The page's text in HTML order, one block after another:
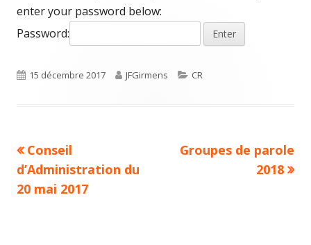
enter your password below:
Password:
Published
15 décembre 2017 Author
JFGirmens Categories
CR
Navigation
de
Previous
article:
Conseil
d’Administration du
20 mai 2017
Next
Groupes de parole
2018